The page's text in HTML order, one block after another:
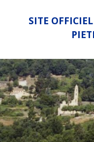
SITE